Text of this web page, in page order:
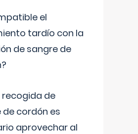
el
tardío con la
de sangre de
recogida de
de cordón es
aprovechar al